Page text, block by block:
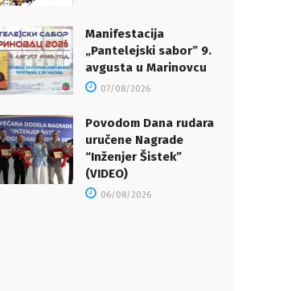
Manifestacija
„Pantelejski sabor” 9.
avgusta u Marinovcu
07/08/2026
Povodom Dana rudara
uručene Nagrade
“Inženjer Šistek”
(VIDEO)
06/08/2026